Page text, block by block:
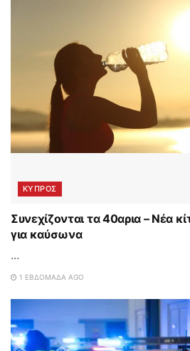
ΚΥΠΡΟΣ
Συνεχίζονται τα 40αρια – Νέα
για καύσωνα
...
1 ΕΒΔΟΜΆΔΑ AGO